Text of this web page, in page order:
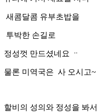
새콤달콤 유부초밥을
투박한 손길로
정성껏 만드셨네요 ᆢ
물론 미역국은 사 오시고~
할비의 성의와 정성을 봐서